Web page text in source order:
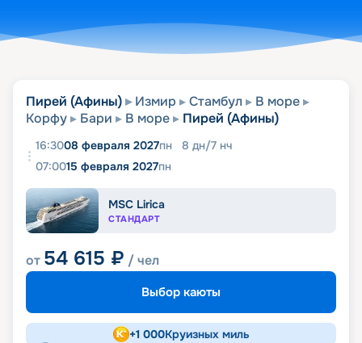
Пирей (Афины) Измир Стамбул
В море
Корфу
Бари В море Пирей (Афины)
16:3008 февраля 2027пн 8 дн/7 нч
07:0015 февраля 2027пн
MSC Lirica
СТАНДАРТ
от 54 615 ₽ / чел
Выбор каюты
+1 000Круизных миль